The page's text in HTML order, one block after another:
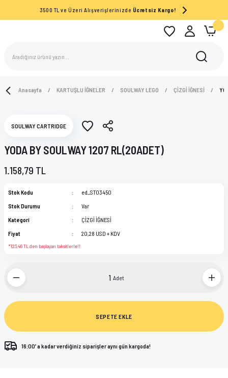
3500 TL ve Üzeri Alışverişlerinizde Ücretsiz Kargo!
Anasayfa KARTUŞLU İĞNELER SOULWAY LEGO ÇİZGİ İĞNESİ
SOULWAY CARTRIDGE
YODA BY SOULWAY 1207 RL(20ADET)
1.158,79 TL
Stok Kodu
ed_ST03450
Stok Durumu
Var
Kategori
ÇİZGİ İĞNESİ
Fiyat
20,28 USD + KDV
*123,46 TL den başlayan taksitlerle!!
Adet
SEPETE EKLE
16:00’ a kadar verdiğiniz siparişler aynı gün kargoda!